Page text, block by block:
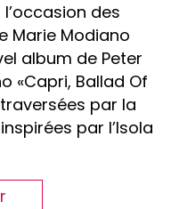
des
Marie Modiano
album de Peter
«Capri, Ballad Of
par la
par l’Isola